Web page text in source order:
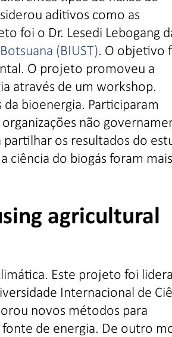
aditivos como as
foi o Dr. Lesedi Lebogang
(BIUST). O objetivo
O projeto promoveu a
através de um workshop.
bioenergia. Participaram
não
os resultados do
ciência do biogás foram mais
agricultural
Este projeto foi
Internacional de
novos métodos para
de energia. De outro